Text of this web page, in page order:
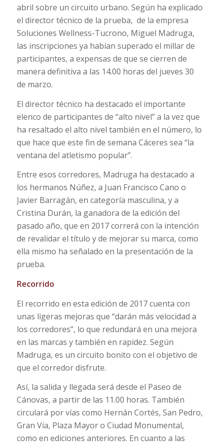
abril sobre un circuito urbano. Según ha explicado
el director técnico de la prueba, de la empresa
Soluciones Wellness-Tucrono, Miguel Madruga,
las inscripciones ya habían superado el millar de
participantes, a expensas de que se cierren de
manera definitiva a las 14.00 horas del jueves 30
de marzo.
El director técnico ha destacado el importante
elenco de participantes de “alto nivel” a la vez que
ha resaltado el alto nivel también en el número, lo
que hace que este fin de semana Cáceres sea “la
ventana del atletismo popular”.
Entre esos corredores, Madruga ha destacado a
los hermanos Núñez, a Juan Francisco Cano o
Javier Barragán, en categoría masculina, y a
Cristina Durán, la ganadora de la edición del
pasado año, que en 2017 correrá con la intención
de revalidar el título y de mejorar su marca, como
ella mismo ha señalado en la presentación de la
prueba.
Recorrido
El recorrido en esta edición de 2017 cuenta con
unas ligeras mejoras que “darán más velocidad a
los corredores”, lo que redundará en una mejora
en las marcas y también en rapidez. Según
Madruga, es un circuito bonito con el objetivo de
que el corredor disfrute.
Así, la salida y llegada será desde el Paseo de
Cánovas, a partir de las 11.00 horas. También
circulará por vías como Hernán Cortés, San Pedro,
Gran Vía, Plaza Mayor o Ciudad Monumental,
como en ediciones anteriores. En cuanto a las